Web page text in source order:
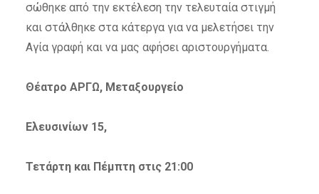
σώθηκε από την εκτέλεση την τελευταία στιγμή
και στάλθηκε στα κάτεργα για να μελετήσει την
Αγία γραφή και να μας αφήσει αριστουργήματα.
Θέατρο ΑΡΓΩ, Μεταξουργείο
Ελευσινίων 15,
Τετάρτη και Πέμπτη στις 21:00